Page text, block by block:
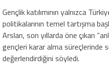
Gençlik katılımının yalnızca
politikalarının temel tartışma
Arslan, son yıllarda öne çıkan
gençleri karar alma süreçlerinde
değerlendirdiğini söyledi.